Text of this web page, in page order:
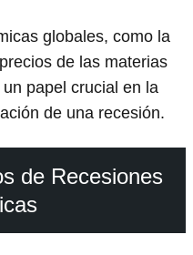
globales, como la
de las materias
papel crucial en la
de una recesión.
de Recesiones